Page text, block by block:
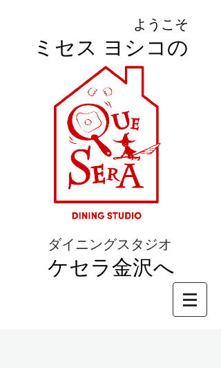
ようこそ
ミセス ヨシコの
ダイニングスタジオ
ケセラ金沢へ